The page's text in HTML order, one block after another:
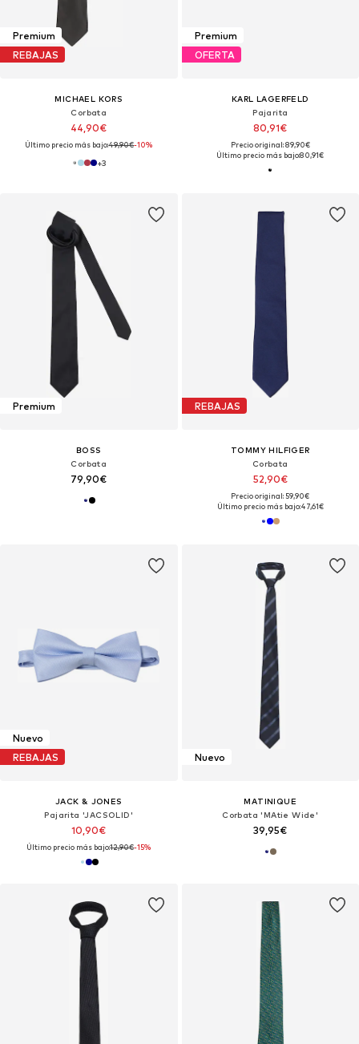
Premium
REBAJAS
MICHAEL KORS
Corbata
44,90€
Último precio más bajo:49,90€-10%
+3
Premium
OFERTA
KARL LAGERFELD
Pajarita
80,91€
Precio original: 89,90€
Último precio más bajo:80,91€
Premium
BOSS
Corbata
79,90€
REBAJAS
TOMMY HILFIGER
Corbata
52,90€
Precio original: 59,90€
Último precio más bajo:47,61€
Nuevo
REBAJAS
JACK & JONES
Pajarita 'JACSOLID'
10,90€
Último precio más bajo:12,90€-15%
Nuevo
MATINIQUE
Corbata 'MAtie Wide'
39,95€